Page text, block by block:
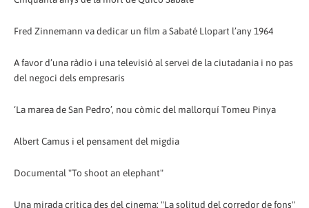
Fred Zinnemann va dedicar un film a Sabaté Llopart l’any 1964
A favor d’una ràdio i una televisió al servei de la ciutadania i no pas
del negoci dels empresaris
‘La marea de San Pedro’, nou còmic del mallorquí Tomeu Pinya
Albert Camus i el pensament del migdia
Documental "To shoot an elephant"
Una mirada crítica des del cinema: "La solitud del corredor de fons"